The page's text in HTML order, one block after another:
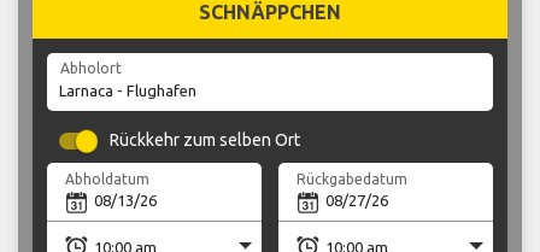
SCHNÄPPCHEN
Abholort
Rückkehr zum selben Ort
Abholdatum Rückgabedatum